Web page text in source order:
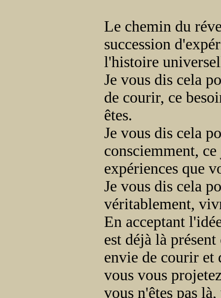
Le chemin du
succession
l'histoire
Je vous dis cela
de courir, ce
êtes.
Je vous dis cela
consciemment,
expériences que
Je vous dis cela
véritablement,
En acceptant
est déjà là
envie de courir et
vous vous
vous n'êtes pas